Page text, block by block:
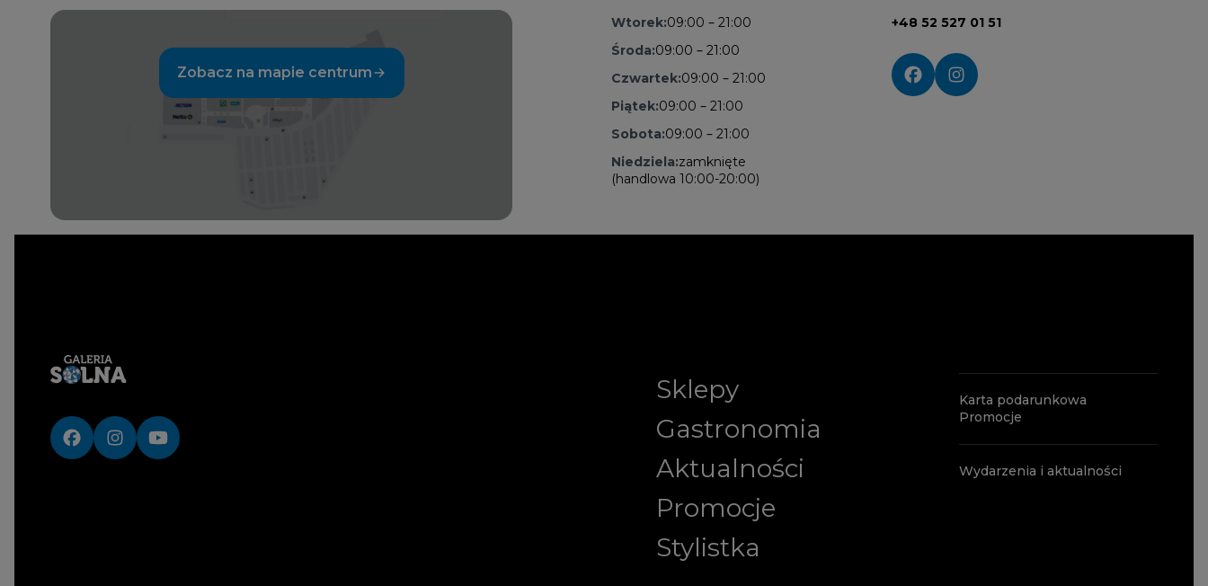
Zobacz na mapie centrum
Wtorek:09:00 – 21:00
Środa:09:00 – 21:00
Czwartek:09:00 – 21:00
Piątek:09:00 – 21:00
Sobota:09:00 – 21:00
Niedziela:zamknięte
(handlowa 10:00-20:00)
+48 52 527 01 51
Social media:
Sklepy
Gastronomia
Aktualności
Promocje
Stylistka
Karta podarunkowa
Promocje
Wydarzenia i aktualności